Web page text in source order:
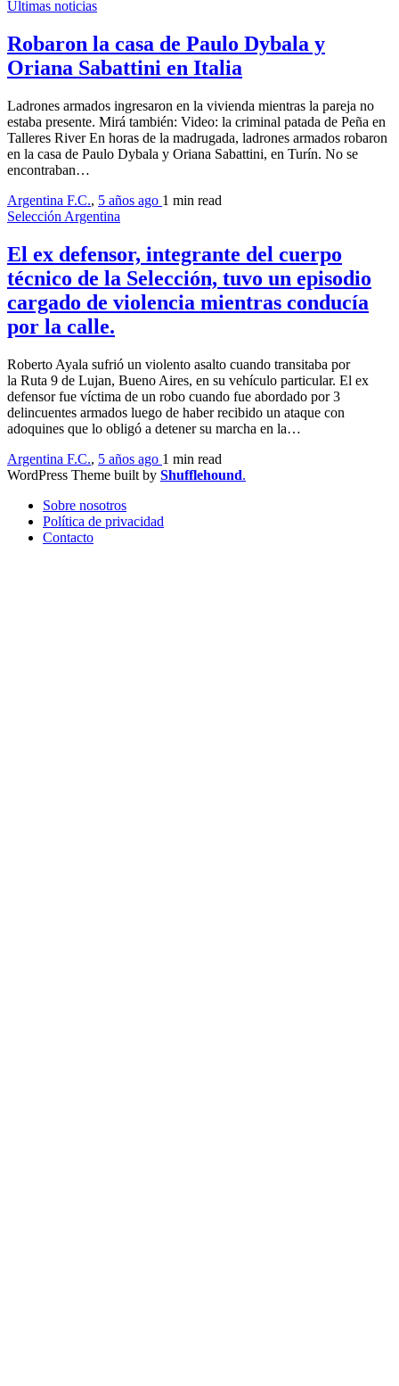
Últimas noticias
Robaron la casa de Paulo Dybala y
Oriana Sabattini en Italia
Ladrones armados ingresaron en la vivienda mientras la pareja no
estaba presente. Mirá también: Video: la criminal patada de Peña en
Talleres River En horas de la madrugada, ladrones armados robaron
en la casa de Paulo Dybala y Oriana Sabattini, en Turín. No se
encontraban…
Argentina F.C., 5 años ago 1 min read
Selección Argentina
El ex defensor, integrante del cuerpo
técnico de la Selección, tuvo un episodio
cargado de violencia mientras conducía
por la calle.
Roberto Ayala sufrió un violento asalto cuando transitaba por
la Ruta 9 de Lujan, Bueno Aires, en su vehículo particular. El ex
defensor fue víctima de un robo cuando fue abordado por 3
delincuentes armados luego de haber recibido un ataque con
adoquines que lo obligó a detener su marcha en la…
Argentina F.C., 5 años ago 1 min read
WordPress Theme built by Shufflehound.
Sobre nosotros
Política de privacidad
Contacto